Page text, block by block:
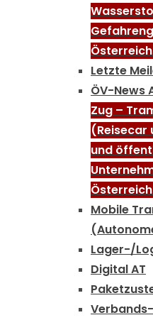
Letzte
ÖV-News
Zug –
(Reisecar
und
Mobile
Lager-/
Digital AT